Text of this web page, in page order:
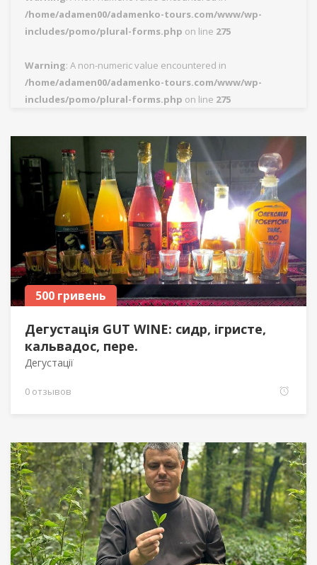
/home/adamen00/adamenko-tours.com/www/wp-
includes/pomo/plural-forms.php on line 275
Warning: A non-numeric value encountered in
/home/adamen00/adamenko-tours.com/www/wp-
includes/pomo/plural-forms.php on line 275
500 гривень
Дегустація GUT WINE: сидр, ігристе,
кальвадос, пере.
Дегустації
0 отзывов